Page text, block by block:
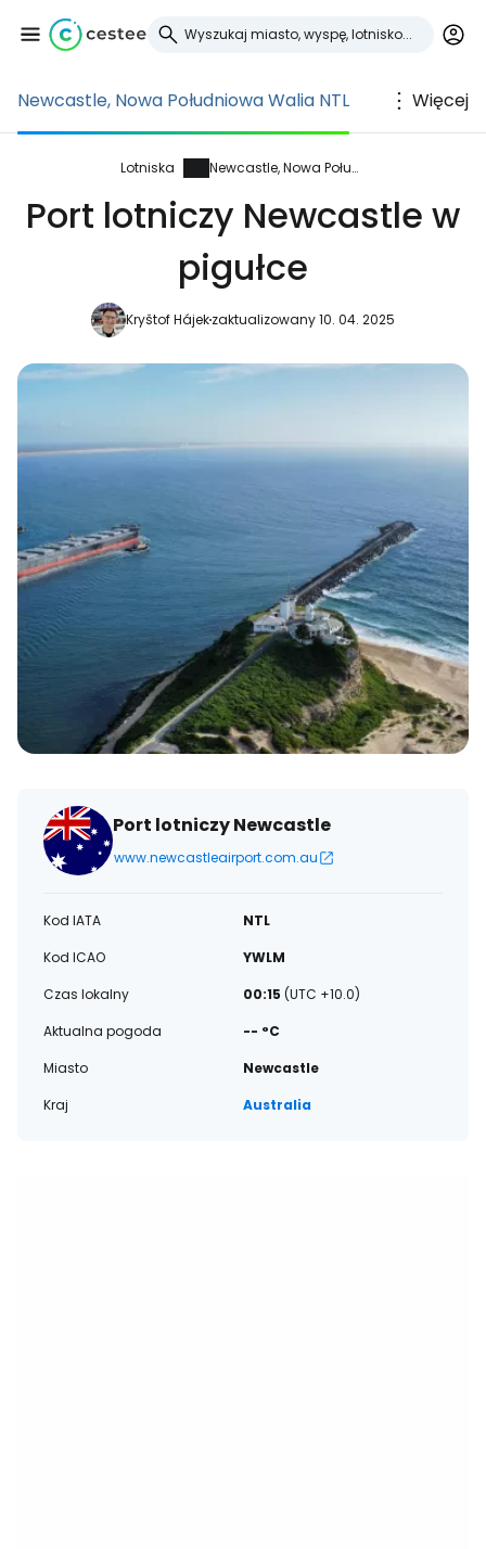
Newcastle, Nowa Południowa Walia NTL Więcej
Lotniska Newcastle, Nowa Południowa Walia
Port lotniczy Newcastle w
pigułce
Kryštof Hájekzaktualizowany 10. 04. 2025
Port lotniczy Newcastle
www.newcastleairport.com.au
Kod IATA
NTL
Kod ICAO
YWLM
Czas lokalny
00:15 (UTC +10.0)
Aktualna pogoda
-- °C
Miasto
Newcastle
Kraj
Australia
Zaloguj się do
Cestee
... światowej społeczności podróżniczej
Kontynuuj z Google
Kontynuuj z Facebookiem
Kontynuuj z e-mailem